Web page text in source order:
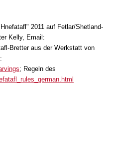
2011 auf Fetlar/Shetland-
Kelly, Email:
Bretter aus der Werkstatt von
; Regeln des